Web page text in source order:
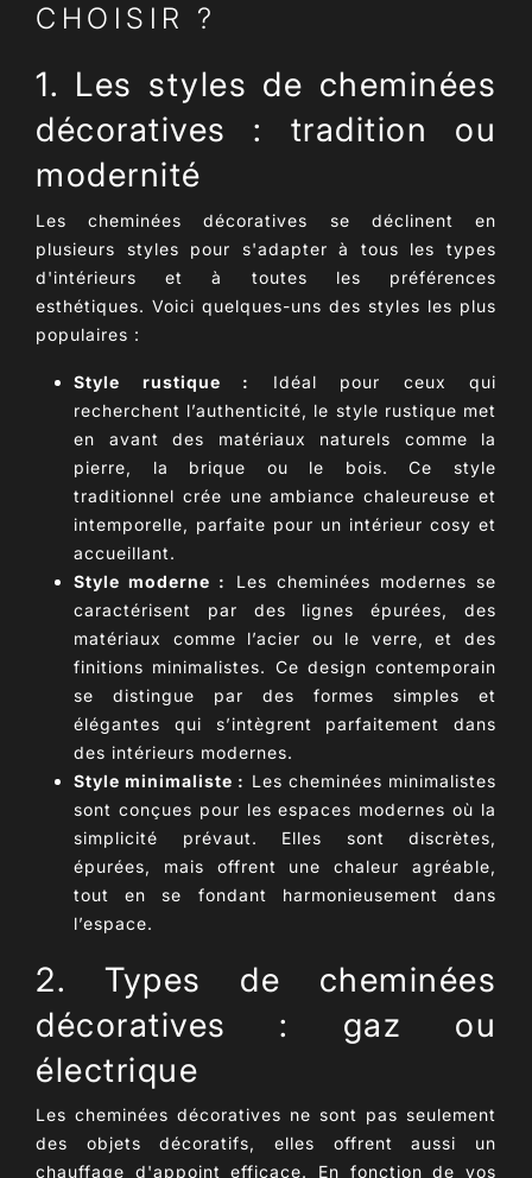
CHOISIR ?
1. Les styles de cheminées
décoratives : tradition ou
modernité
Les cheminées décoratives se déclinent en
plusieurs styles pour s'adapter à tous les types
d'intérieurs et à toutes les préférences
esthétiques. Voici quelques-uns des styles les plus
populaires :
Style rustique :
Idéal pour ceux qui
recherchent l’authenticité, le style rustique met
en avant des matériaux naturels comme la
pierre, la brique ou le bois. Ce style
traditionnel crée une ambiance chaleureuse et
intemporelle, parfaite pour un intérieur cosy et
accueillant.
Style moderne :
Les cheminées modernes se
caractérisent par des lignes épurées, des
matériaux comme l’acier ou le verre, et des
finitions minimalistes. Ce design contemporain
se distingue par des formes simples et
élégantes qui s’intègrent parfaitement dans
des intérieurs modernes.
Style minimaliste : Les cheminées minimalistes
sont conçues pour les espaces modernes où la
simplicité prévaut. Elles sont discrètes,
épurées, mais offrent une chaleur agréable,
tout en se fondant harmonieusement dans
l’espace.
2. Types de cheminées
décoratives : gaz ou
électrique
Les cheminées décoratives ne sont pas seulement
des objets décoratifs, elles offrent aussi un
chauffage d'appoint efficace. En fonction de vos